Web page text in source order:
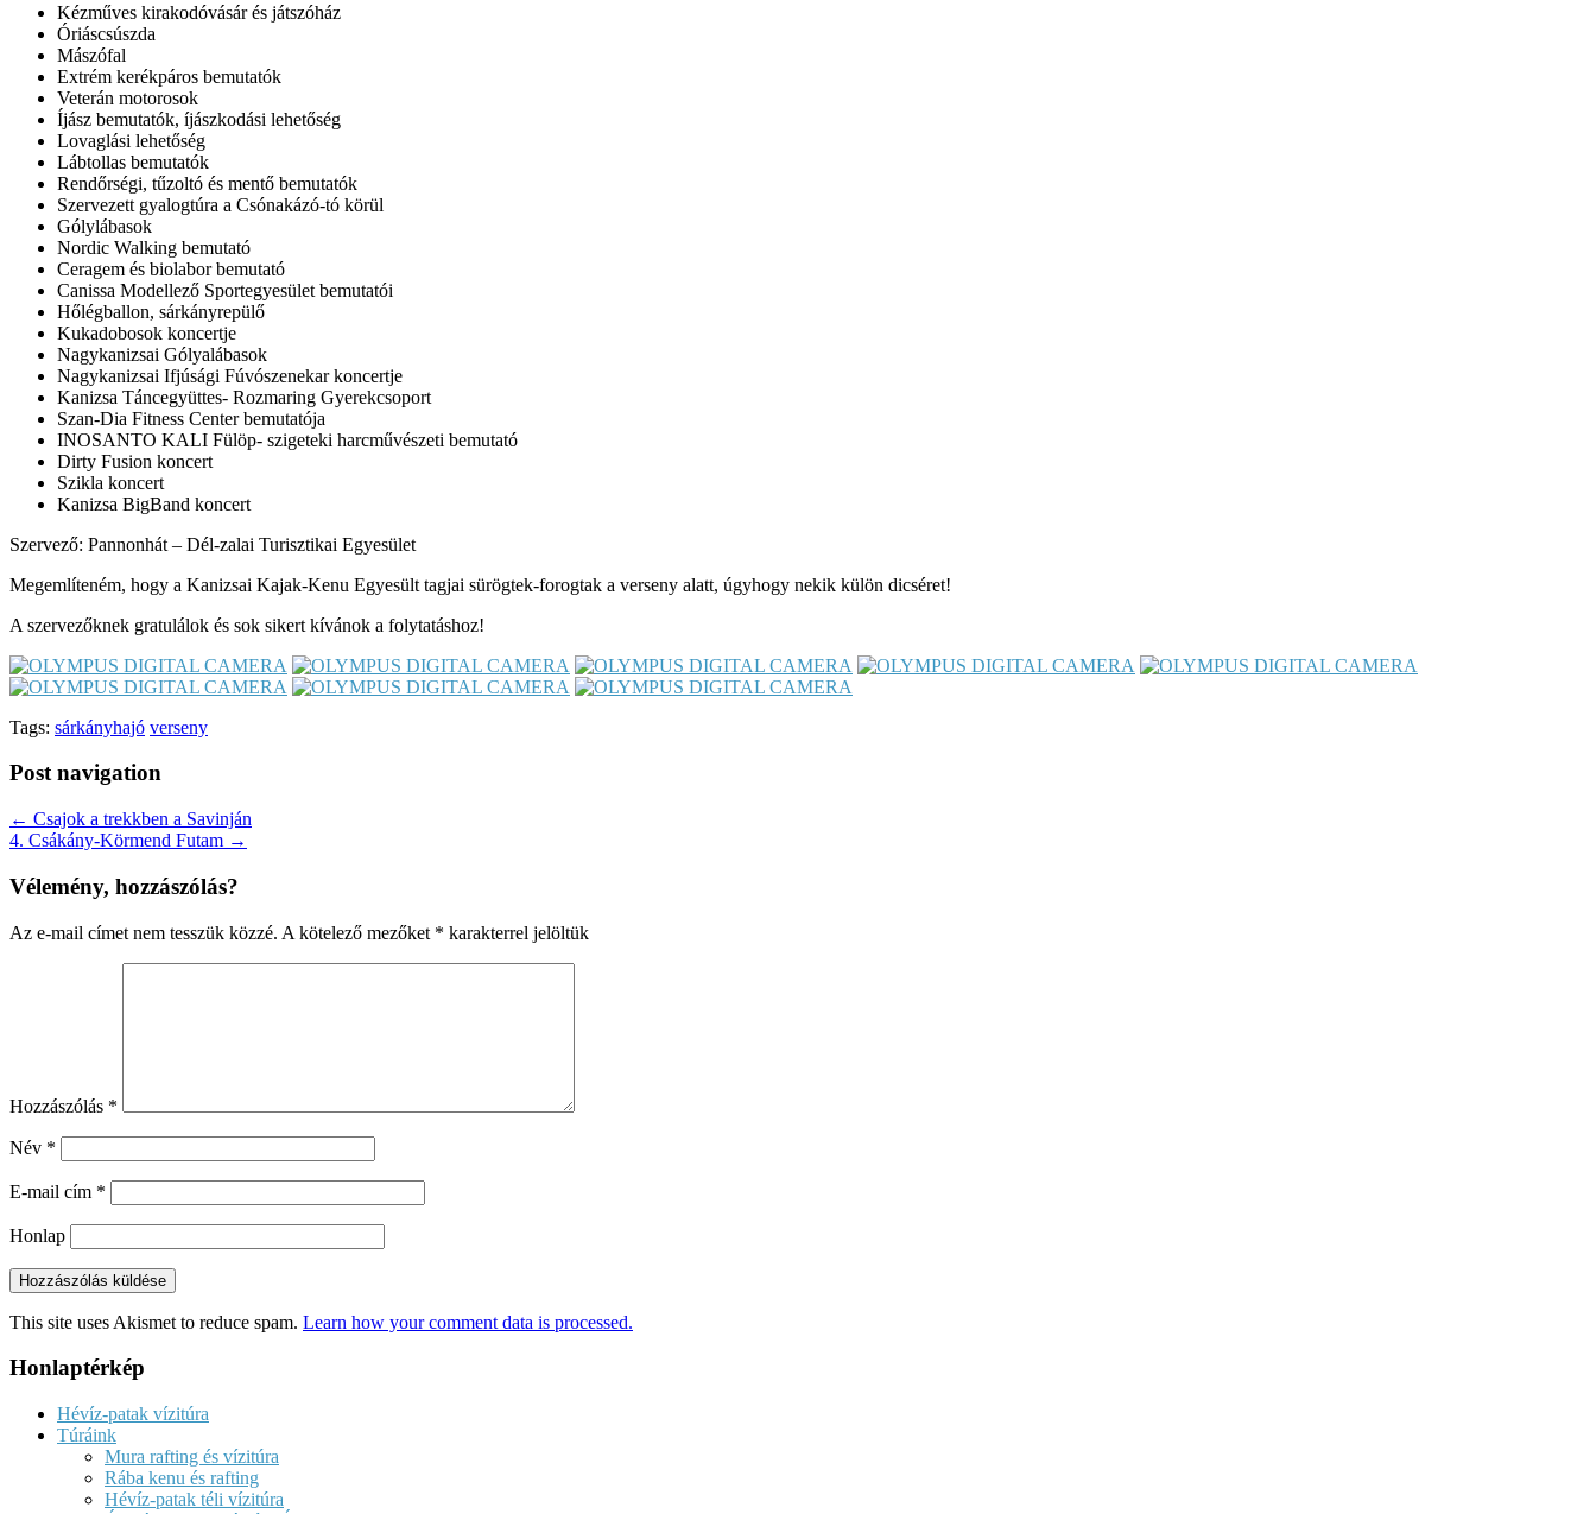
Kézműves kirakodóvásár és játszóház
Óriáscsúszda
Mászófal
Extrém kerékpáros bemutatók
Veterán motorosok
Íjász bemutatók, íjászkodási lehetőség
Lovaglási lehetőség
Lábtollas bemutatók
Rendőrségi, tűzoltó és mentő bemutatók
Szervezett gyalogtúra a Csónakázó-tó körül
Gólylábasok
Nordic Walking bemutató
Ceragem és biolabor bemutató
Canissa Modellező Sportegyesület bemutatói
Hőlégballon, sárkányrepülő
Kukadobosok koncertje
Nagykanizsai Gólyalábasok
Nagykanizsai Ifjúsági Fúvószenekar koncertje
Kanizsa Táncegyüttes- Rozmaring Gyerekcsoport
Szan-Dia Fitness Center bemutatója
INOSANTO KALI Fülöp- szigeteki harcművészeti bemutató
Dirty Fusion koncert
Szikla koncert
Kanizsa BigBand koncert
Szervező: Pannonhát – Dél-zalai Turisztikai Egyesület
Megemlíteném, hogy a Kanizsai Kajak-Kenu Egyesült tagjai sürögtek-forogtak a verseny alatt, úgyhogy nekik külön dicséret!
A szervezőknek gratulálok és sok sikert kívánok a folytatáshoz!
Tags: sárkányhajó verseny
Post navigation
← Csajok a trekkben a Savinján
4. Csákány-Körmend Futam →
Vélemény, hozzászólás?
Az e-mail címet nem tesszük közzé. A kötelező mezőket * karakterrel jelöltük
Hozzászólás *
Név *
E-mail cím *
Honlap
This site uses Akismet to reduce spam. Learn how your comment data is processed.
Honlaptérkép
Hévíz-patak vízitúra
Túráink
Mura rafting és vízitúra
Rába kenu és rafting
Hévíz-patak téli vízitúra